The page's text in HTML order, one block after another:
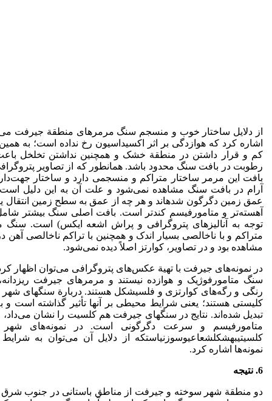
از دلایل ساختار خوب و منسجم سنگ مرمر­های ­منطقة جیرفت
اشاره کرد که هوازدگی بر اثر اکسیداسیون رخ نداده است؛ به
کم ­و قرار داشتن­ در منطقة خشک و همچنین­ نداشتن تخلخل
رطوبت در بافت سنگ محدود باشد. همان­طور که از تصاویر
بافت این مرمر ساختار متراکم و منسجمی دارد و ساختار
آرام در بافت سنگ مشاهده نمی‌شود و علت آن به این دلیل
عمق زمین دگرگون شده­اند و هر چه از عمق به سطح زمین انتقال
آهسته‌تر و ­متامورفیسم کند‌تر است. بافت اصلی سنگ بیشتر شامل
توجه به آنالیزهای پتروگرافی و پراش اشعه ایکس) است­. سنگ
متراکم و با ناخالصی بسیار اندک و همچنین با تراکم ناخالصی­ آهن­
مشاهده بود و در تصاویر، کوارتز اصلاً دیده نمی‌شود.­
در نمونه‌های جیرفت با تهیة عکس‌های پتروگرافی می‌توان اظهار
سنگ متامورفوژیک و هوازده نیستند و مرمر‌های جیرفت
رنگی و رگه‌های کوارتزی و فلسی­شکل هستند. دربارة سنگ­های
کلیستی هستند؛ یعنی شرایط محیطی بر آنها تأثیر گذاشته است
تبدیل شده‌اند. نتایج در سنگ­های جیرفت هم کلسیت را نشان می‌داد،
متامورفیسم و سرعت دگرگونی است­. در نمونه‌های
کلسیتیبهشکلشعاعیوسوزنیاستکه از دلایل آن می‌توان به
نمونه‌ها اشاره کرد.
6. نتیجه
دو ­منطقة ­شهر سوخته و جیرفت از مناطق باستانی در جنوب شرق